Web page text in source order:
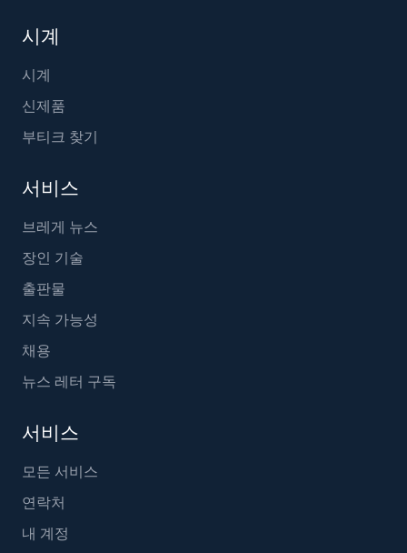
시계
시계
신제품
부티크 찾기
서비스
브레게 뉴스
장인 기술
출판물
지속 가능성
채용
뉴스 레터 구독
서비스
모든 서비스
연락처
내 계정